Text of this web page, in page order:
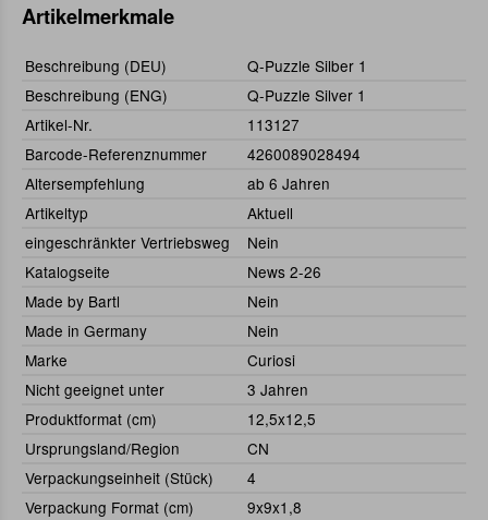
Artikelmerkmale
Beschreibung (DEU)
Q-Puzzle Silber 1
Beschreibung (ENG)
Q-Puzzle Silver 1
Artikel-Nr.
113127
Barcode-Referenznummer
4260089028494
Altersempfehlung
ab 6 Jahren
Artikeltyp
Aktuell
eingeschränkter Vertriebsweg
Nein
Katalogseite
News 2-26
Made by Bartl
Nein
Made in Germany
Nein
Marke
Curiosi
Nicht geeignet unter
3 Jahren
Produktformat (cm)
12,5x12,5
Ursprungsland/Region
CN
Verpackungseinheit (Stück)
4
Verpackung Format (cm)
9x9x1,8